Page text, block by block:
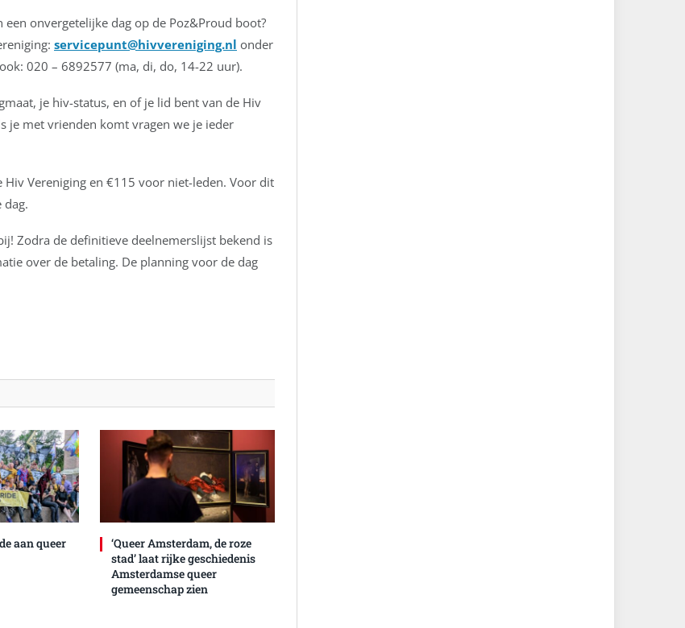
onvergetelijke dag op de Poz&Proud boot?
servicepunt@hivvereniging.nl onder
020 – 6892577 (ma, di, do, 14-22 uur).
je hiv-status, en of je lid bent van de Hiv
je met vrienden komt vragen we je ieder
Vereniging en €115 voor niet-leden. Voor dit
dag.
Zodra de definitieve deelnemerslijst bekend is
over de betaling. De planning voor de dag
aan queer
‘Queer Amsterdam, de roze
stad’ laat rijke geschiedenis
Amsterdamse queer
gemeenschap zien